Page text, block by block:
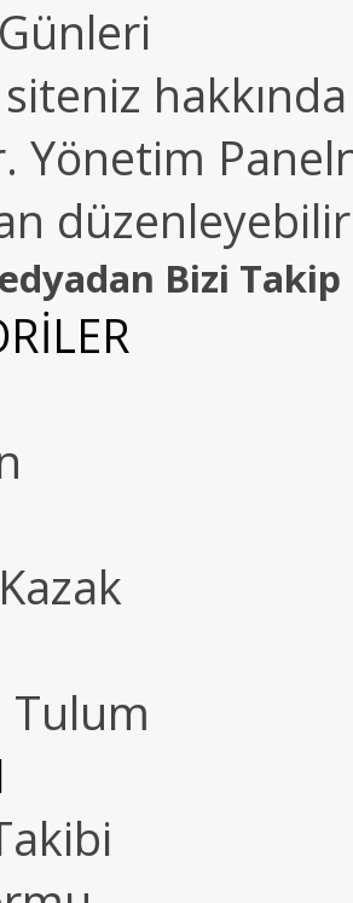
Yönetim
Bizi Takip
Tulum